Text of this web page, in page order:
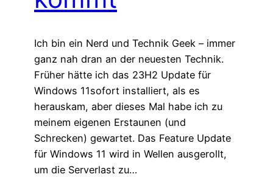
Ich bin ein Nerd und Technik Geek – immer
ganz nah dran an der neuesten Technik.
Früher hätte ich das 23H2 Update für
Windows 11sofort installiert, als es
herauskam, aber dieses Mal habe ich zu
meinem eigenen Erstaunen (und
Schrecken) gewartet. Das Feature Update
für Windows 11 wird in Wellen ausgerollt,
um die Serverlast zu…